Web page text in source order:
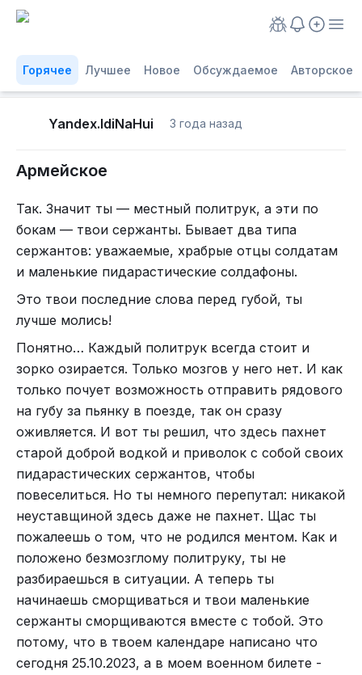
Горячее Лучшее Новое Обсуждаемое Авторское
Yandex.IdiNaHui 3 года назад
Армейское
Так. Значит ты — местный политрук, а эти по
бокам — твои сержанты. Бывает два типа
сержантов: уважаемые, храбрые отцы солдатам
и маленькие пидарастические солдафоны.
Это твои последние слова перед губой, ты
лучше молись!
Понятно… Каждый политрук всегда стоит и
зорко озирается. Только мозгов у него нет. И как
только почует возможность отправить рядового
на губу за пьянку в поезде, так он сразу
оживляется. И вот ты решил, что здесь пахнет
старой доброй водкой и приволок с собой своих
пидарастических сержантов, чтобы
повеселиться. Но ты немного перепутал: никакой
неуставщиной здесь даже не пахнет. Щас ты
пожалеешь о том, что не родился ментом. Как и
положено безмозглому политруку, ты не
разбираешься в ситуации. А теперь ты
начинаешь сморщиваться и твои маленькие
сержанты сморщиваются вместе с тобой. Это
потому, что в твоем календаре написано что
сегодня 25.10.2023, а в моем военном билете -